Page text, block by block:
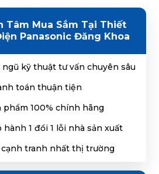
Tâm Mua Sắm Tại Thiết
Panasonic Đăng Khoa
kỹ thuật tư vấn chuyên sâu
toán thuận tiện
phẩm 100% chính hãng
hành 1 đổi 1 lỗi nhà sản xuất
cạnh tranh nhất thị trường